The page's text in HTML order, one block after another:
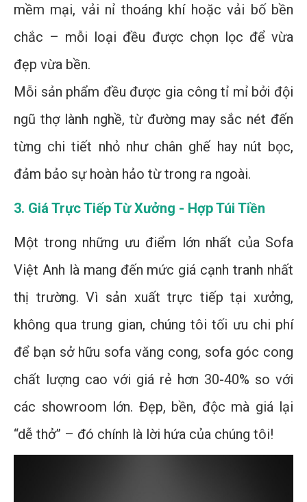
mềm mại, vải nỉ thoáng khí hoặc vải bố bền
chắc – mỗi loại đều được chọn lọc để vừa
đẹp vừa bền.
Mỗi sản phẩm đều được gia công tỉ mỉ bởi đội
ngũ thợ lành nghề, từ đường may sắc nét đến
từng chi tiết nhỏ như chân ghế hay nút bọc,
đảm bảo sự hoàn hảo từ trong ra ngoài.
3. Giá Trực Tiếp Từ Xưởng - Hợp Túi Tiền
Một trong những ưu điểm lớn nhất của Sofa
Việt Anh là mang đến mức giá cạnh tranh nhất
thị trường. Vì sản xuất trực tiếp tại xưởng,
không qua trung gian, chúng tôi tối ưu chi phí
để bạn sở hữu sofa văng cong, sofa góc cong
chất lượng cao với giá rẻ hơn 30-40% so với
các showroom lớn. Đẹp, bền, độc mà giá lại
“dễ thở” – đó chính là lời hứa của chúng tôi!